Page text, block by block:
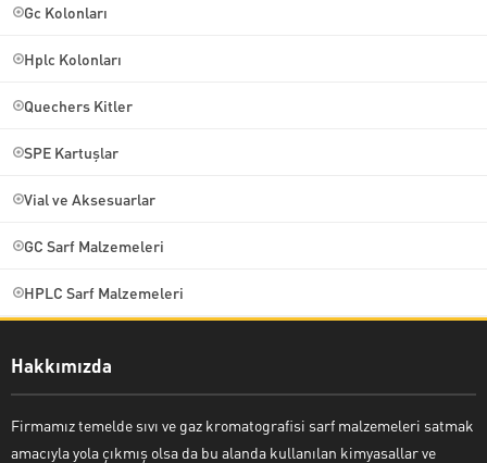
Gc Kolonları
Hplc Kolonları
Quechers Kitler
SPE Kartuşlar
Vial ve Aksesuarlar
GC Sarf Malzemeleri
HPLC Sarf Malzemeleri
Hakkımızda
Firmamız temelde sıvı ve gaz kromatografisi sarf malzemeleri satmak
amacıyla yola çıkmış olsa da bu alanda kullanılan kimyasallar ve